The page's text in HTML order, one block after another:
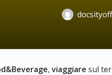
, viaggiare sul